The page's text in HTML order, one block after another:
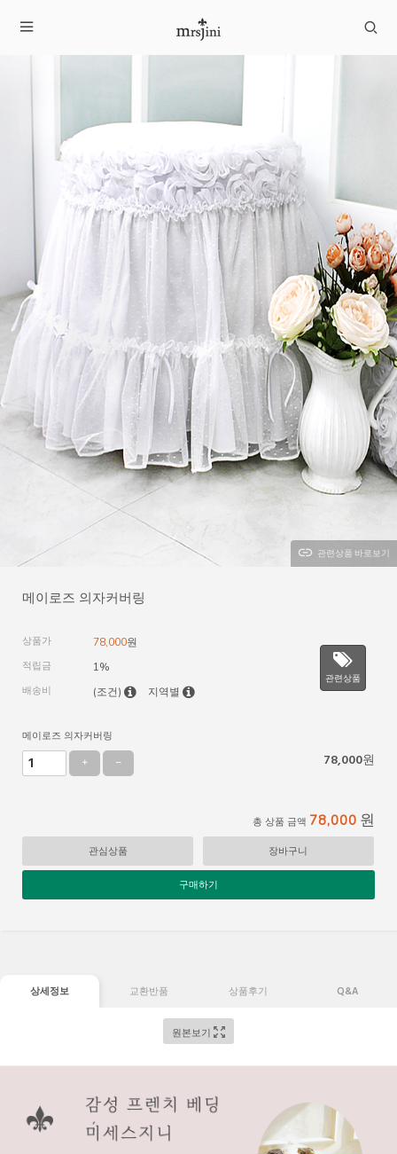
관련상품 바로보기
메이로즈 의자커버링
상품가 78,000원
적립금 1%
배송비 (조건) 지역별
관련상품
메이로즈 의자커버링
78,000원
총 상품 금액 78,000 원
관심상품 장바구니
구매하기
상세정보 교환반품 상품후기 Q&A
원본보기